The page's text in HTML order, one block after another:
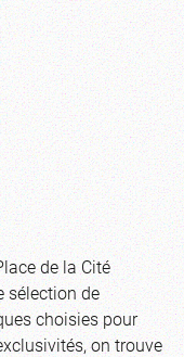
de la Cité
sélection de
choisies pour
on trouve